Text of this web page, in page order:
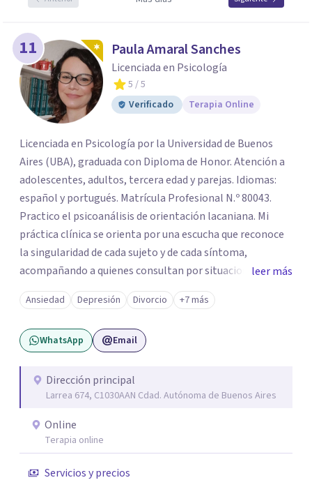
11 Paula Amaral Sanches
Licenciada en Psicología
5 / 5
Verificado
Terapia Online
Licenciada en Psicología por la Universidad de Buenos
Aires (UBA), graduada con Diploma de Honor. Atención a
adolescentes, adultos, tercera edad y parejas. Idiomas:
español y portugués. Matrícula Profesional N.º 80043.
Practico el psicoanálisis de orientación lacaniana. Mi
práctica clínica se orienta por una escucha que reconoce
la singularidad de cada sujeto y de cada síntoma,
acompañando a quienes consultan por situaciones de
angustia, dificultades en los vínculos, inhibiciones,
duelos, crisis vitales, padecimientos subjetivos y otros
modos de malestar. La práctica analítica propone un
espacio de palabra donde cada sujeto pueda interrogar
construcción de una respuesta singular frente a su
malestar.
leer más
Ansiedad Depresión Divorcio +7 más
WhatsApp Email
Dirección principal
Larrea 674, C1030AAN Cdad. Autónoma de Buenos Aires
Online
Terapia online
Servicios y precios